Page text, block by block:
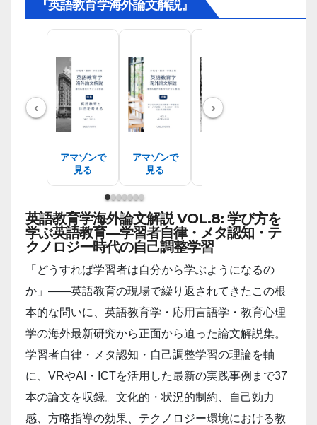
『英語教育学海外論文解説』
‹
アマゾンで
見る
アマゾンで
見る
›
英語教育学海外論文解説 VOL.8: 学び方を
学ぶ英語教育―学習者自律・メタ認知・テ
クノロジー時代の自己調整学習
「どうすれば学習者は自分から学ぶようになるの
か」――英語教育の現場で繰り返されてきたこの根
本的な問いに、英語教育学・応用言語学・教育心理
学の海外最新研究から正面から迫った論文解説集。
学習者自律・メタ認知・自己調整学習の理論を軸
に、VRやAI・ICTを活用した最新の実践事例まで37
本の論文を収録。文化的・状況的制約、自己効力
感、方略指導の効果、テクノロジー環境における教